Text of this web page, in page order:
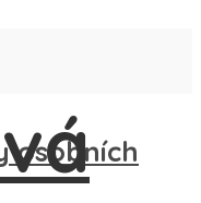
osobních